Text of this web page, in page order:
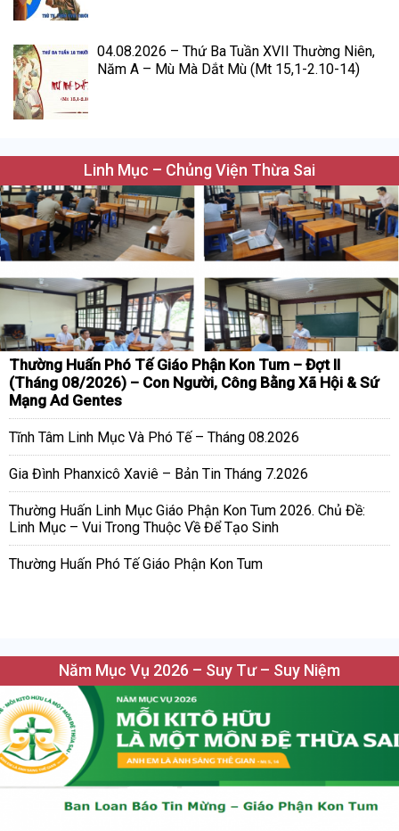
04.08.2026 – Thứ Ba Tuần XVII Thường Niên,
Năm A – Mù Mà Dắt Mù (Mt 15,1-2.10-14)
Linh Mục – Chủng Viện Thừa Sai
Thường Huấn Phó Tế Giáo Phận Kon Tum – Đợt II
(Tháng 08/2026) – Con Người, Công Bằng Xã Hội & Sứ
Mạng Ad Gentes
Tĩnh Tâm Linh Mục Và Phó Tế – Tháng 08.2026
Gia Đình Phanxicô Xaviê – Bản Tin Tháng 7.2026
Thường Huấn Linh Mục Giáo Phận Kon Tum 2026. Chủ Đề:
Linh Mục – Vui Trong Thuộc Về Để Tạo Sinh
Thường Huấn Phó Tế Giáo Phận Kon Tum
Năm Mục Vụ 2026 – Suy Tư – Suy Niệm